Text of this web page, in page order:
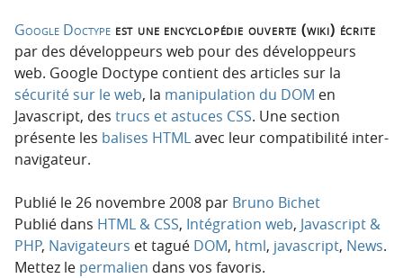
c
i
p
a
l
e
Google Doctype est une encyclopédie ouverte (wiki) écrite
par des développeurs web pour des développeurs
web. Google Doctype contient des articles sur la
sécurité sur le web, la manipulation du DOM en
Javascript, des trucs et astuces CSS. Une section
présente les balises HTMLavec leur compatibilité inter-
navigateur.
Publié le26 novembre 2008 par Bruno Bichet
Publié dans HTML & CSS, Intégration web, Javascript &
PHP, Navigateurs et tagué DOM, html, javascript, News.
Mettez le permalien dans vos favoris.